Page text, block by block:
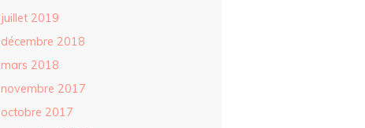
juillet 2019
décembre 2018
mars 2018
novembre 2017
octobre 2017